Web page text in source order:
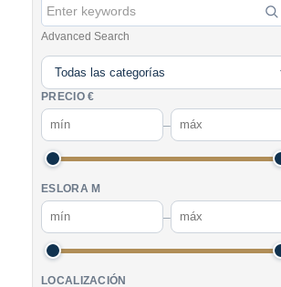
Advanced Search
PRECIO €
–
ESLORA M
–
LOCALIZACIÓN